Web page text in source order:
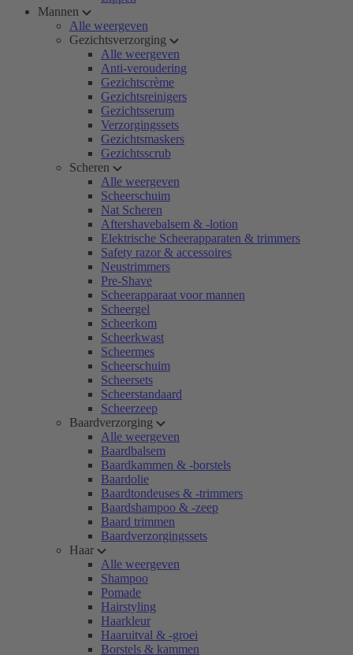
Mannen
Alle weergeven
Gezichtsverzorging
Alle weergeven
Anti-veroudering
Gezichtscrème
Gezichtsreinigers
Gezichtsserum
Verzorgingssets
Gezichtsmaskers
Gezichtsscrub
Scheren
Alle weergeven
Scheerschuim
Nat Scheren
Aftershavebalsem & -lotion
Elektrische Scheerapparaten & trimmers
Safety razor & accessoires
Neustrimmers
Pre-Shave
Scheerapparaat voor mannen
Scheergel
Scheerkom
Scheerkwast
Scheermes
Scheerschuim
Scheersets
Scheerstandaard
Scheerzeep
Baardverzorging
Alle weergeven
Baardbalsem
Baardkammen & -borstels
Baardolie
Baardtondeuses & -trimmers
Baardshampoo & -zeep
Baard trimmen
Baardverzorgingssets
Haar
Alle weergeven
Shampoo
Pomade
Hairstyling
Haarkleur
Haaruitval & -groei
Borstels & kammen